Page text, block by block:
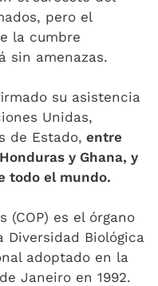
pero el
la cumbre
sin amenazas.
su asistencia
Unidas,
de Estado, entre
y Ghana, y
todo el mundo.
(COP) es el órgano
Diversidad Biológica
adoptado en la
Janeiro en 1992.